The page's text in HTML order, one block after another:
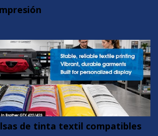
de tinta textil compatibles